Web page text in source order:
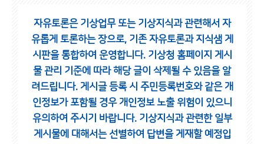
자유토론은 기상업무 또는 기상지식과 관련해서 자
유롭게 토론하는 장으로, 기존 자유토론과 지식샘 게
시판을 통합하여 운영합니다. 기상청 홈페이지 게시
물 관리 기준에 따라 해당 글이 삭제될 수 있음을 알
려드립니다. 게시글 등록 시 주민등록번호와 같은 개
인정보가 포함될 경우 개인정보 노출 위험이 있으니
유의하여 주시기 바랍니다. 기상지식과 관련한 일부
게시물에 대해서는 선별하여 답변을 게재할 예정입